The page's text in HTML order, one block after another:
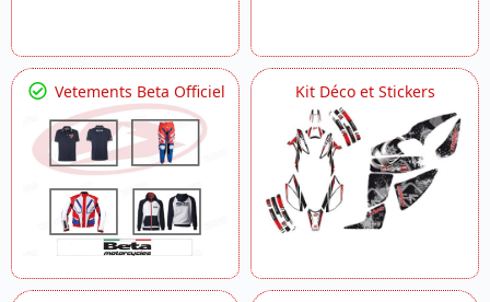
Vetements Beta Officiel Kit Déco et Stickers